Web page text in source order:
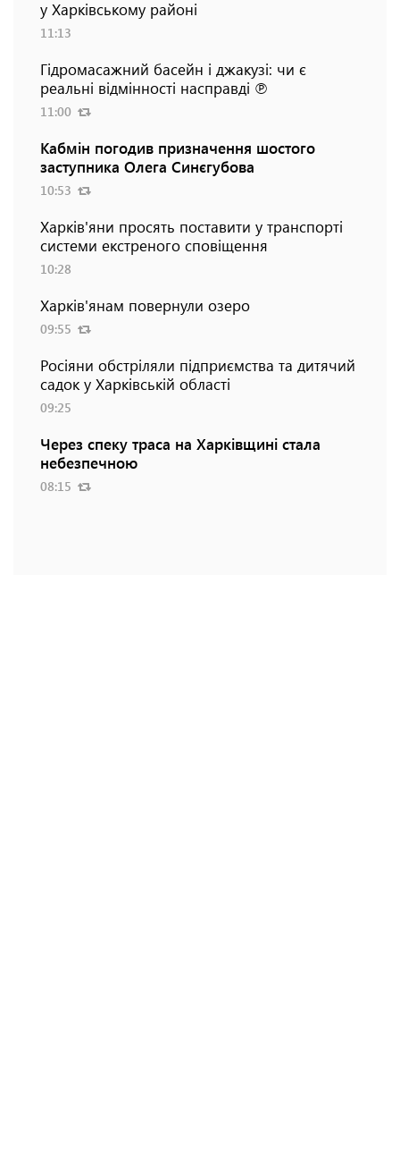
у Харківському районі
11:13
Гідромасажний басейн і джакузі: чи є
реальні відмінності насправді ℗
11:00
Кабмін погодив призначення шостого
заступника Олега Синєгубова
10:53
Харків'яни просять поставити у транспорті
системи екстреного сповіщення
10:28
Харків'янам повернули озеро
09:55
Росіяни обстріляли підприємства та дитячий
садок у Харківській області
09:25
Через спеку траса на Харківщині стала
небезпечною
08:15